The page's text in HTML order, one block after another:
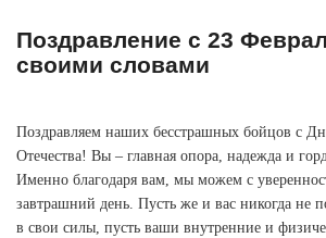
Поздравление с 23
своими словами
Поздравляем наших бесстрашных бойцов с
Отечества! Вы – главная опора, надежда и
Именно благодаря вам, мы можем с
завтрашний день. Пусть же и вас никогда не
в свои силы, пусть ваши внутренние и